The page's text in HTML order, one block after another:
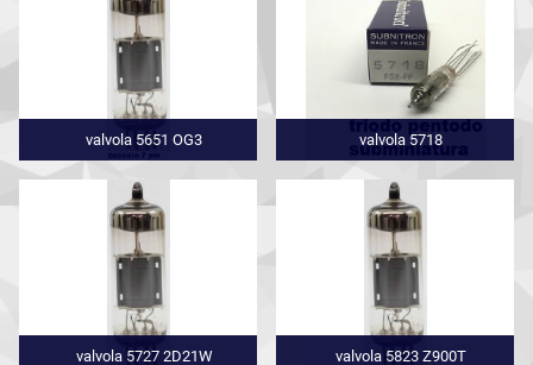
valvola 5651 OG3 valvola 5718
valvola 5727 2D21W valvola 5823 Z900T